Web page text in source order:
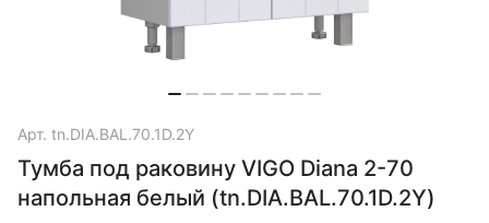
Арт. tn.DIA.BAL.70.1D.2Y
Тумба под раковину VIGO Diana 2-70
напольная белый (tn.DIA.BAL.70.1D.2Y)